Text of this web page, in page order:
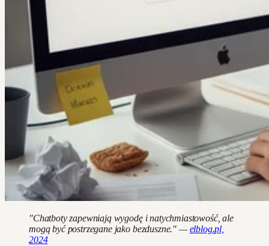
"Chatboty zapewniają wygodę i natychmiastowość, ale
mogą być postrzegane jako bezduszne." —elblog.pl,
2024